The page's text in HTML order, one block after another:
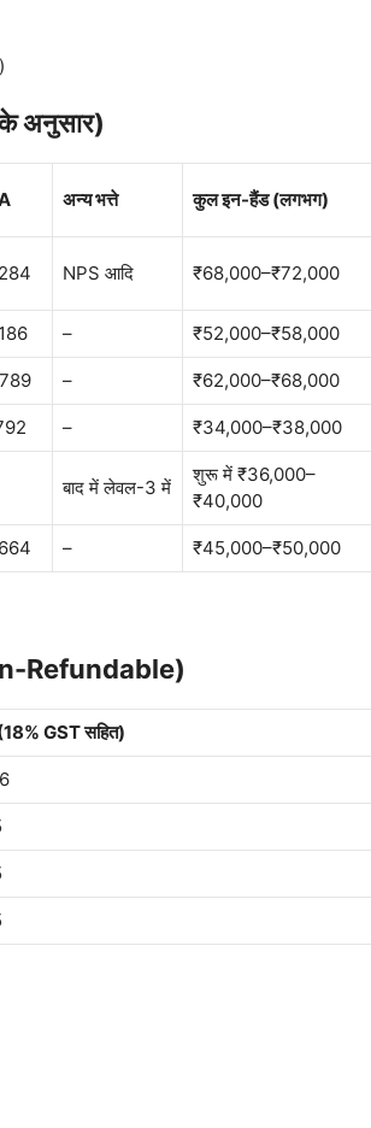
अनुसार)
अन्य भत्ते कुल इन-हैंड (लगभग)
NPS आदि ₹68,000–₹72,000
– ₹52,000–₹58,000
– ₹62,000–₹68,000
– ₹34,000–₹38,000
बाद में लेवल-3 में
शुरू में ₹36,000–
₹40,000
– ₹45,000–₹50,000
Refundable)
GST सहित)